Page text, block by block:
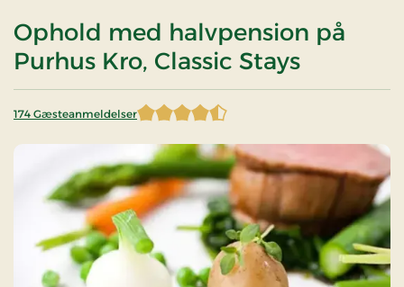
Ophold med halvpension på
Purhus Kro, Classic Stays
174 Gæsteanmeldelser
4,698276 af 5 stjerner